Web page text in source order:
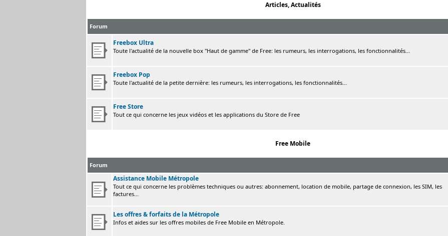
Articles, Actualités
Forum
Freebox Ultra
Toute l'actualité de la nouvelle box "Haut de gamme" de Free: les rumeurs, les interrogations, les fonctionnalités...
Freebox Pop
Toute l'actualité de la petite dernière: les rumeurs, les interrogations, les fonctionnalités...
Free Store
Tout ce qui concerne les jeux vidéos et les applications du Store de Free
Free Mobile
Forum
Assistance Mobile Métropole
Tout ce qui concerne les problèmes techniques ou autres: abonnement, location de mobile, partage de connexion, les SIM, les
factures...
Les offres & forfaits de la Métropole
Infos et aides sur les offres mobiles de Free Mobile en Métropole.